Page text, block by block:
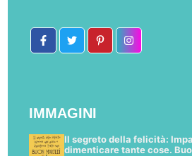
IMMAGINI
Il segreto della felicità:
dimenticare tante cose.